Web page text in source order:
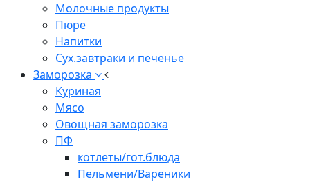
Молочные продукты
Пюре
Напитки
Сух.завтраки и печенье
Заморозка
Куриная
Мясо
Овощная заморозка
ПФ
котлеты/гот.блюда
Пельмени/Вареники